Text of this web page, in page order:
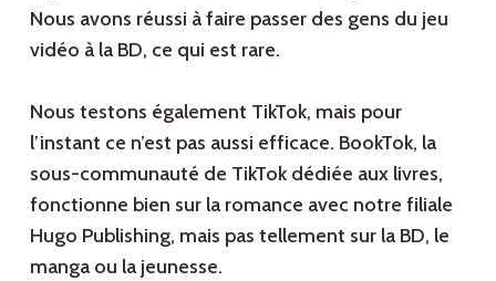
Nous avons réussi à faire passer des gens du jeu
vidéo à la BD, ce qui est rare.
Nous testons également TikTok, mais pour
l’instant ce n’est pas aussi efficace. BookTok, la
sous-communauté de TikTok dédiée aux livres,
fonctionne bien sur la romance avec notre filiale
Hugo Publishing, mais pas tellement sur la BD, le
manga ou la jeunesse.